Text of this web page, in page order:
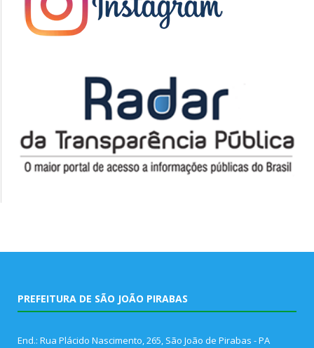
PREFEITURA DE SÃO JOÃO PIRABAS
End.: Rua Plácido Nascimento, 265, São João de Pirabas - PA